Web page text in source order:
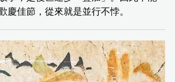
慶佳節，從來就是並行不悖。